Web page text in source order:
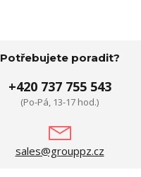
Potřebujete poradit?
+420 737 755 543
(Po-Pá, 13-17 hod.)
sales@grouppz.cz